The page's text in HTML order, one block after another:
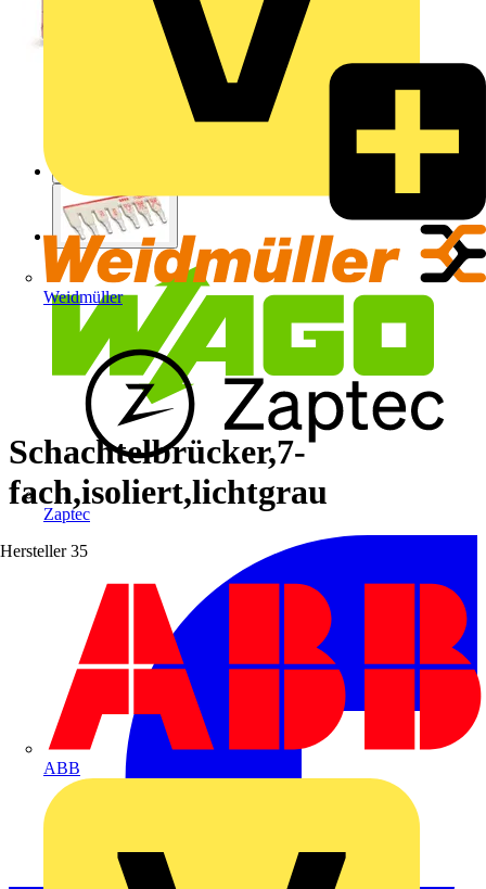
Weidmüller
Zaptec
Hersteller 35
ABB
Schachtelbrücker,7-
fach,isoliert,lichtgrau